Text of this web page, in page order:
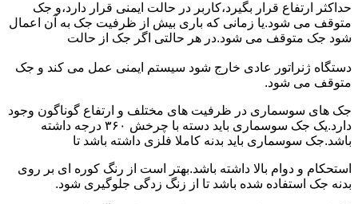
حداکثر ارتفاع قرار بگیرد،کاربر در حالت ایمنی قرار دارد،و جک
متوقف می شود.یا زمانی که باری بیش از ظرفیت جک به آن اعمال
شود جک متوقف می شود.در هر حالتی اگر جک از حالت
دستگاه ژنراتور عادی خارج شود سیستم ایمنی عمل می کند و جک
متوقف می شود.
جک های سوسماری در ظرفیت های مختلف و ارتفاع گوناگون وجود
دارد.یک جک سوسماری باید دسته با چرخش ۳۶۰ درجه داشته
باشد.جک سوسماری باید بدنه کاملا فلزی داشته باشد تا
استحکام و دوام بالا داشته باشد.بهتر است از رنگ کوره ای بر روی
بدنه جک استفاده شده باشد تا از زنگ زدگی جلوگیری شود.